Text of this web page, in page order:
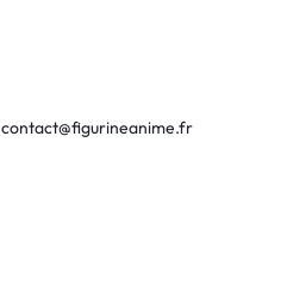
contact@figurineanime.fr